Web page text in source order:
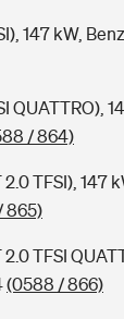
147 kW,
QUATTRO),
/ 864)
TFSI), 147
865)
TFSI
(0588 / 866)